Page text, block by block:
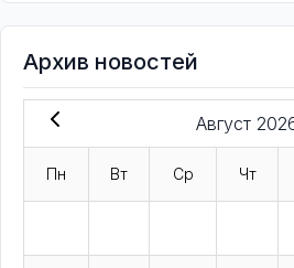
Архив новостей
Август
Пн Вт Ср Чт